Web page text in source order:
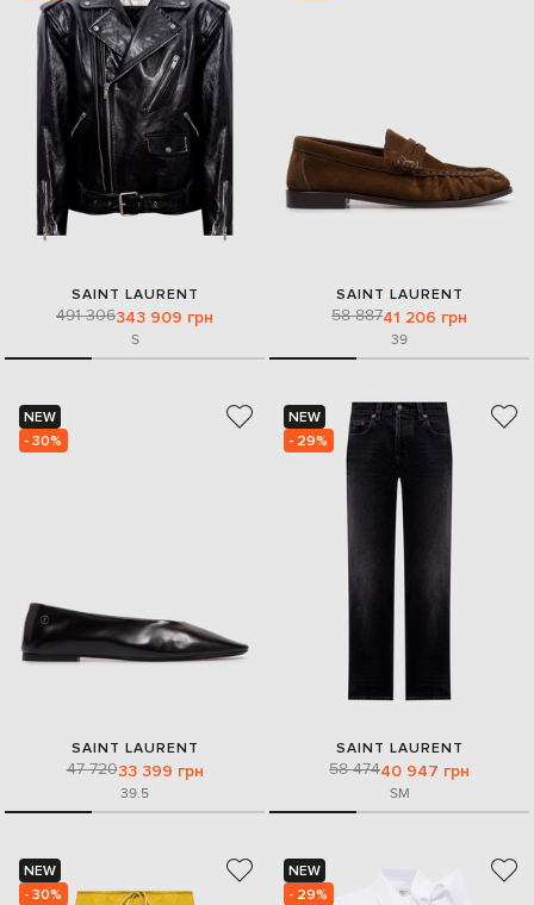
SAINT LAURENT
491 306343 909 грн
S
SAINT LAURENT
58 88741 206 грн
39
NEW
- 30%
SAINT LAURENT
47 72033 399 грн
39.5
NEW
- 29%
SAINT LAURENT
58 47440 947 грн
SM
NEW
- 30%
NEW
- 29%